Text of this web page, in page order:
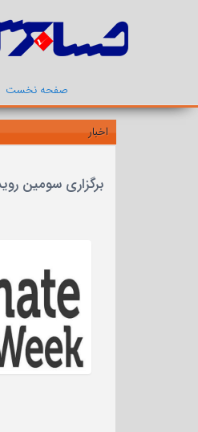
صفحه نخست
اخبار
برگزاری سومین